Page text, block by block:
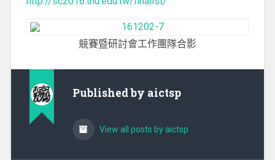
競賽暨研討會工作團隊合影
Published by aictsp
View all posts by aictsp